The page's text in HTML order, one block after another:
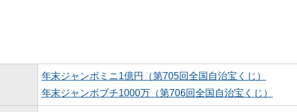
年末ジャンボミニ1億円（第705回全国自治宝くじ）
年末ジャンボプチ1000万（第706回全国自治宝くじ）